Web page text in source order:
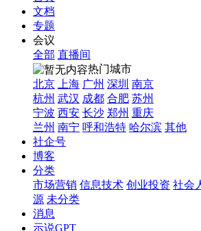
文档
专题
会议
全部 直播间
热门城市
北京
上海 广州 深圳 南京
杭州 武汉 成都 合肥 苏州
宁波 西安 长沙 郑州 重庆
兰州 南宁 呼和浩特 哈尔滨 其他
社企号
博客
分类
市场营销 信息技术 创业投资 社会
源 未分类
消息
示说GPT